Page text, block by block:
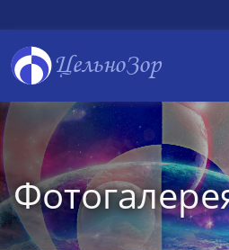
ЦельноЗор